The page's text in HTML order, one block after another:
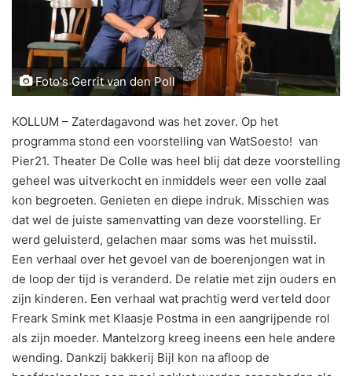
Foto's Gerrit van den Poll
KOLLUM – Zaterdagavond was het zover. Op het
programma stond een voorstelling van WatSoesto! van
Pier21. Theater De Colle was heel blij dat deze voorstelling
geheel was uitverkocht en inmiddels weer een volle zaal
kon begroeten. Genieten en diepe indruk. Misschien was
dat wel de juiste samenvatting van deze voorstelling. Er
werd geluisterd, gelachen maar soms was het muisstil.
Een verhaal over het gevoel van de boerenjongen wat in
de loop der tijd is veranderd. De relatie met zijn ouders en
zijn kinderen. Een verhaal wat prachtig werd verteld door
Freark Smink met Klaasje Postma in een aangrijpende rol
als zijn moeder. Mantelzorg kreeg ineens een hele andere
wending. Dankzij bakkerij Bijl kon na afloop de